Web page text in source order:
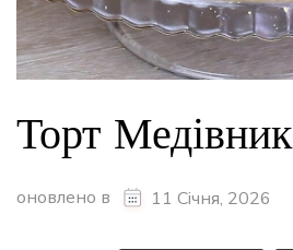
Торт Медівник
оновлено в 11 Січня, 2026